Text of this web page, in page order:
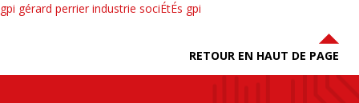
gpi gérard perrier industrie sociÉtÉs gpi
RETOUR EN HAUT DE PAGE